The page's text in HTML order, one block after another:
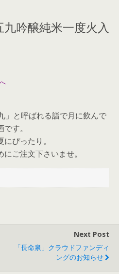
吟醸純米一度火入
」と呼ばれる詣で月に飲んで
す。
ぴったり。
ご注文下さいませ。
Next Post
「長命泉」クラウドファンディ
ングのお知らせ